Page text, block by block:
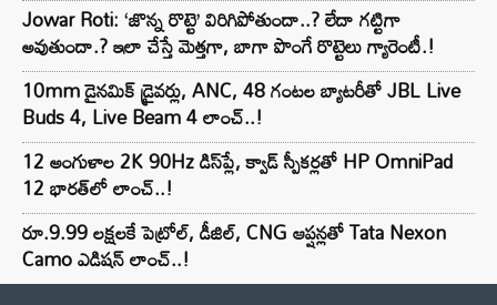
Jowar Roti: ‘జొన్న రొట్టె’ విరిగిపోతుందా..? లేదా గట్టిగా
అవుతుందా.? ఇలా చేస్తే మెత్తగా, బాగా పొంగే రొట్టెలు గ్యారెంటీ.!
10mm డైనమిక్ డ్రైవర్లు, ANC, 48 గంటల బ్యాటరీతో JBL Live
Buds 4, Live Beam 4 లాంచ్..!
12 అంగుళాల 2K 90Hz డిస్‌ప్లే, క్వాడ్ స్పీకర్లతో HP OmniPad
12 భారత్‌లో లాంచ్..!
రూ.9.99 లక్షలకే పెట్రోల్, డీజిల్, CNG ఆప్షన్లతో Tata Nexon
Camo ఎడిషన్ లాంచ్..!